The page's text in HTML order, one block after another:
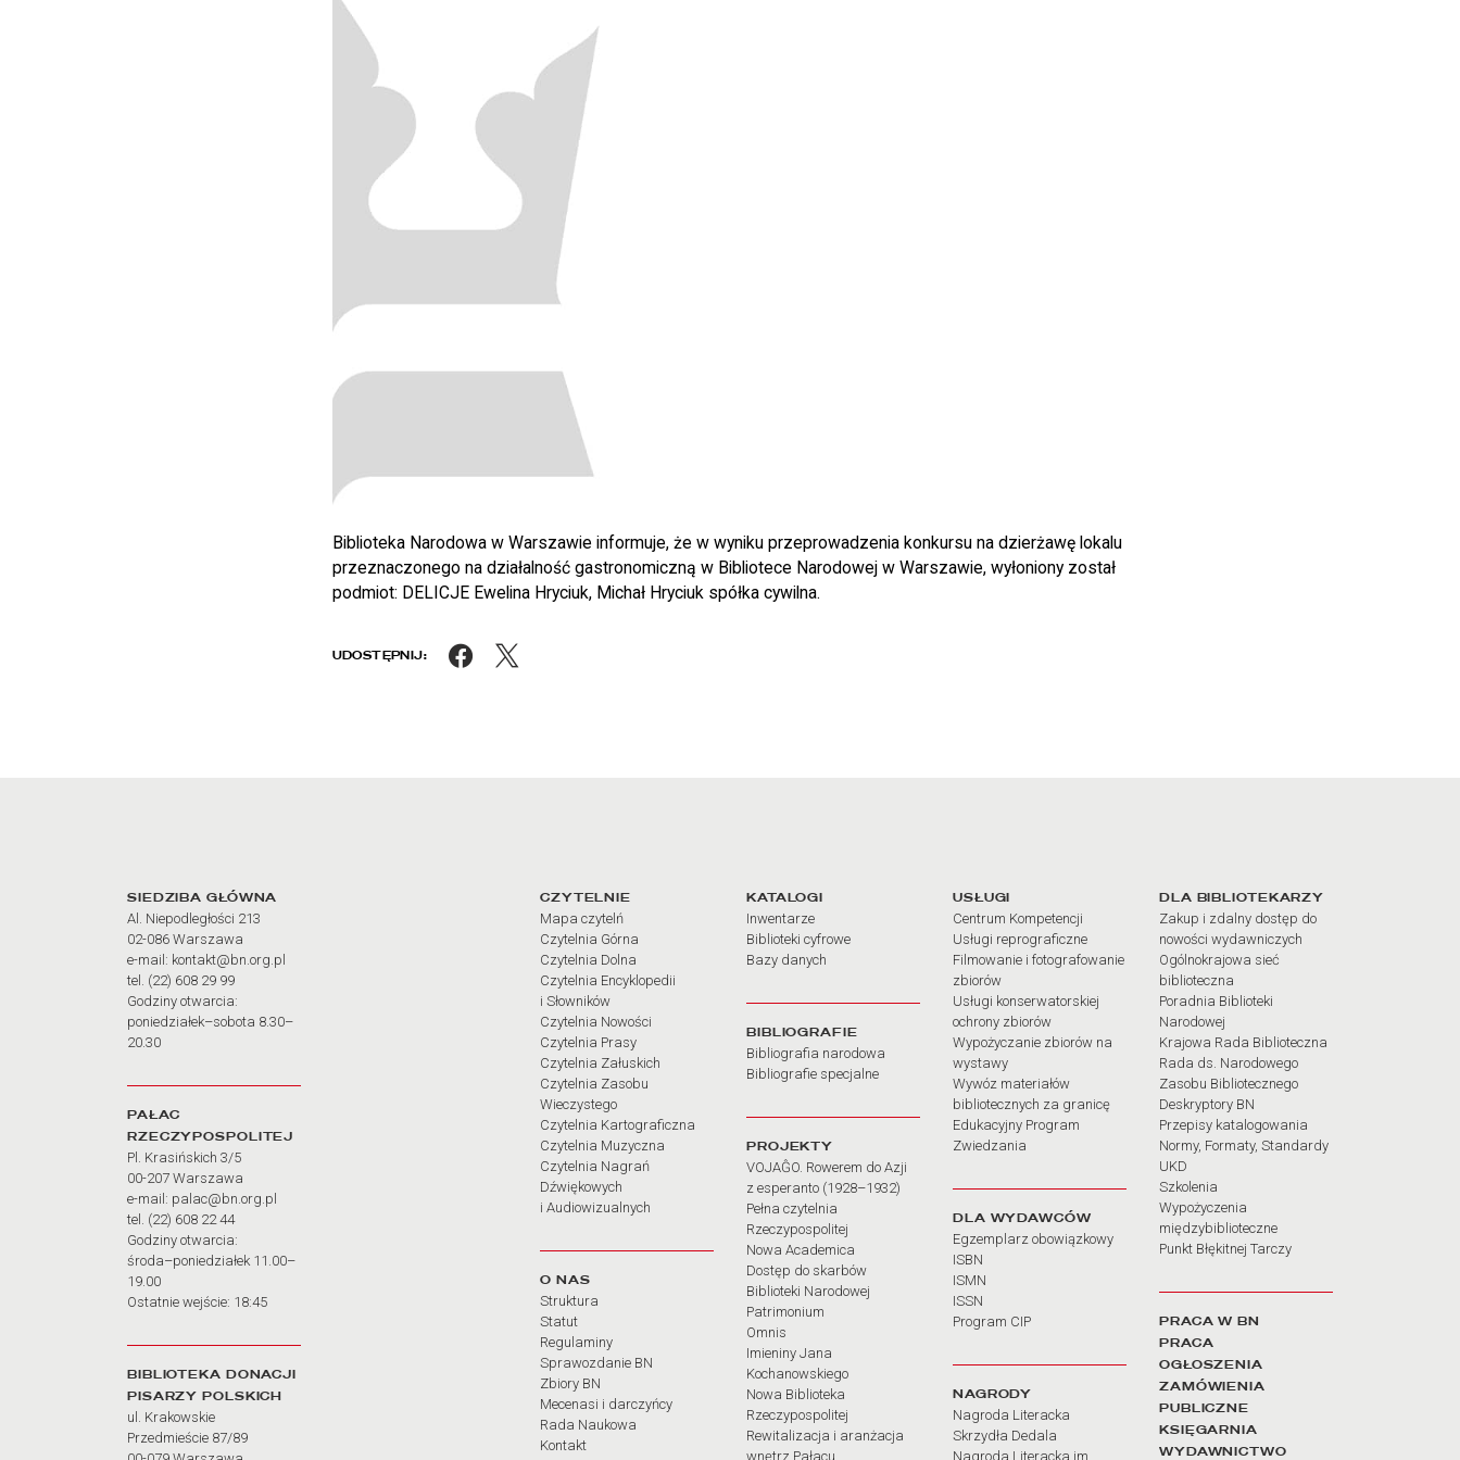
Biblioteka Narodowa w Warszawie informuje, że w wyniku przeprowadzenia konkursu na dzierżawę lokalu
przeznaczonego na działalność gastronomiczną w Bibliotece Narodowej w Warszawie, wyłoniony został
podmiot: DELICJE Ewelina Hryciuk, Michał Hryciuk spółka cywilna.
UDOSTĘPNIJ: Facebook
Adres oraz godziny otwarcia
SIEDZIBA GŁÓWNA
Al. Niepodległości 213
02-086 Warszawa
e-mail: kontakt@bn.org.pl
tel. (22) 608 29 99
Godziny otwarcia:
poniedziałek–sobota 8.30–
20.30
PAŁAC
RZECZYPOSPOLITEJ
Pl. Krasińskich 3/5
00-207 Warszawa
e-mail: palac@bn.org.pl
tel. (22) 608 22 44
Godziny otwarcia:
środa–poniedziałek 11.00–
19.00
Ostatnie wejście: 18:45
BIBLIOTEKA DONACJI
PISARZY POLSKICH
ul. Krakowskie
Przedmieście 87/89
Linki do najważniejszych działów
CZYTELNIE
Mapa czytelń
Czytelnia Górna
Czytelnia Dolna
Czytelnia Encyklopedii
i Słowników
Czytelnia Nowości
Czytelnia Prasy
Czytelnia Załuskich
Czytelnia Zasobu
Wieczystego
Czytelnia Kartograficzna
Czytelnia Muzyczna
Czytelnia Nagrań
Dźwiękowych
i Audiowizualnych
O NAS
Struktura
Statut
Regulaminy
Sprawozdanie BN
Zbiory BN
Mecenasi i darczyńcy
Rada Naukowa
Kontakt
KATALOGI
Inwentarze
Biblioteki cyfrowe
Bazy danych
BIBLIOGRAFIE
Bibliografia narodowa
Bibliografie specjalne
PROJEKTY
VOJAĜO. Rowerem do Azji
z esperanto (1928–1932)
Pełna czytelnia
Rzeczypospolitej
Nowa Academica
Dostęp do skarbów
Biblioteki Narodowej
Patrimonium
Omnis
Imieniny Jana
Kochanowskiego
Nowa Biblioteka
Rzeczypospolitej
Rewitalizacja i aranżacja
wnętrz Pałacu
USŁUGI
Centrum Kompetencji
Usługi reprograficzne
Filmowanie i fotografowanie
zbiorów
Usługi konserwatorskiej
ochrony zbiorów
Wypożyczanie zbiorów na
wystawy
Wywóz materiałów
bibliotecznych za granicę
Edukacyjny Program
Zwiedzania
DLA WYDAWCÓW
Egzemplarz obowiązkowy
ISBN
ISMN
ISSN
Program CIP
NAGRODY
Nagroda Literacka
Skrzydła Dedala
Nagroda Literacka im.
DLA BIBLIOTEKARZY
Zakup i zdalny dostęp do
nowości wydawniczych
Ogólnokrajowa sieć
biblioteczna
Poradnia Biblioteki
Narodowej
Krajowa Rada Biblioteczna
Rada ds. Narodowego
Zasobu Bibliotecznego
Deskryptory BN
Przepisy katalogowania
Normy, Formaty, Standardy
UKD
Szkolenia
Wypożyczenia
międzybiblioteczne
Punkt Błękitnej Tarczy
PRACA W BN
PRACA
OGŁOSZENIA
ZAMÓWIENIA
PUBLICZNE
KSIĘGARNIA
WYDAWNICTWO